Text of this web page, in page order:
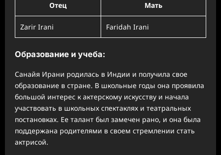
Отец Мать
Zarir Irani Faridah Irani
Образование и учеба:
Санайя Ирани родилась в Индии и получила свое
образование в стране. В школьные годы она проявила
большой интерес к актерскому искусству и начала
участвовать в школьных спектаклях и театральных
постановках. Ее талант был замечен рано, и она была
поддержана родителями в своем стремлении стать
актрисой.